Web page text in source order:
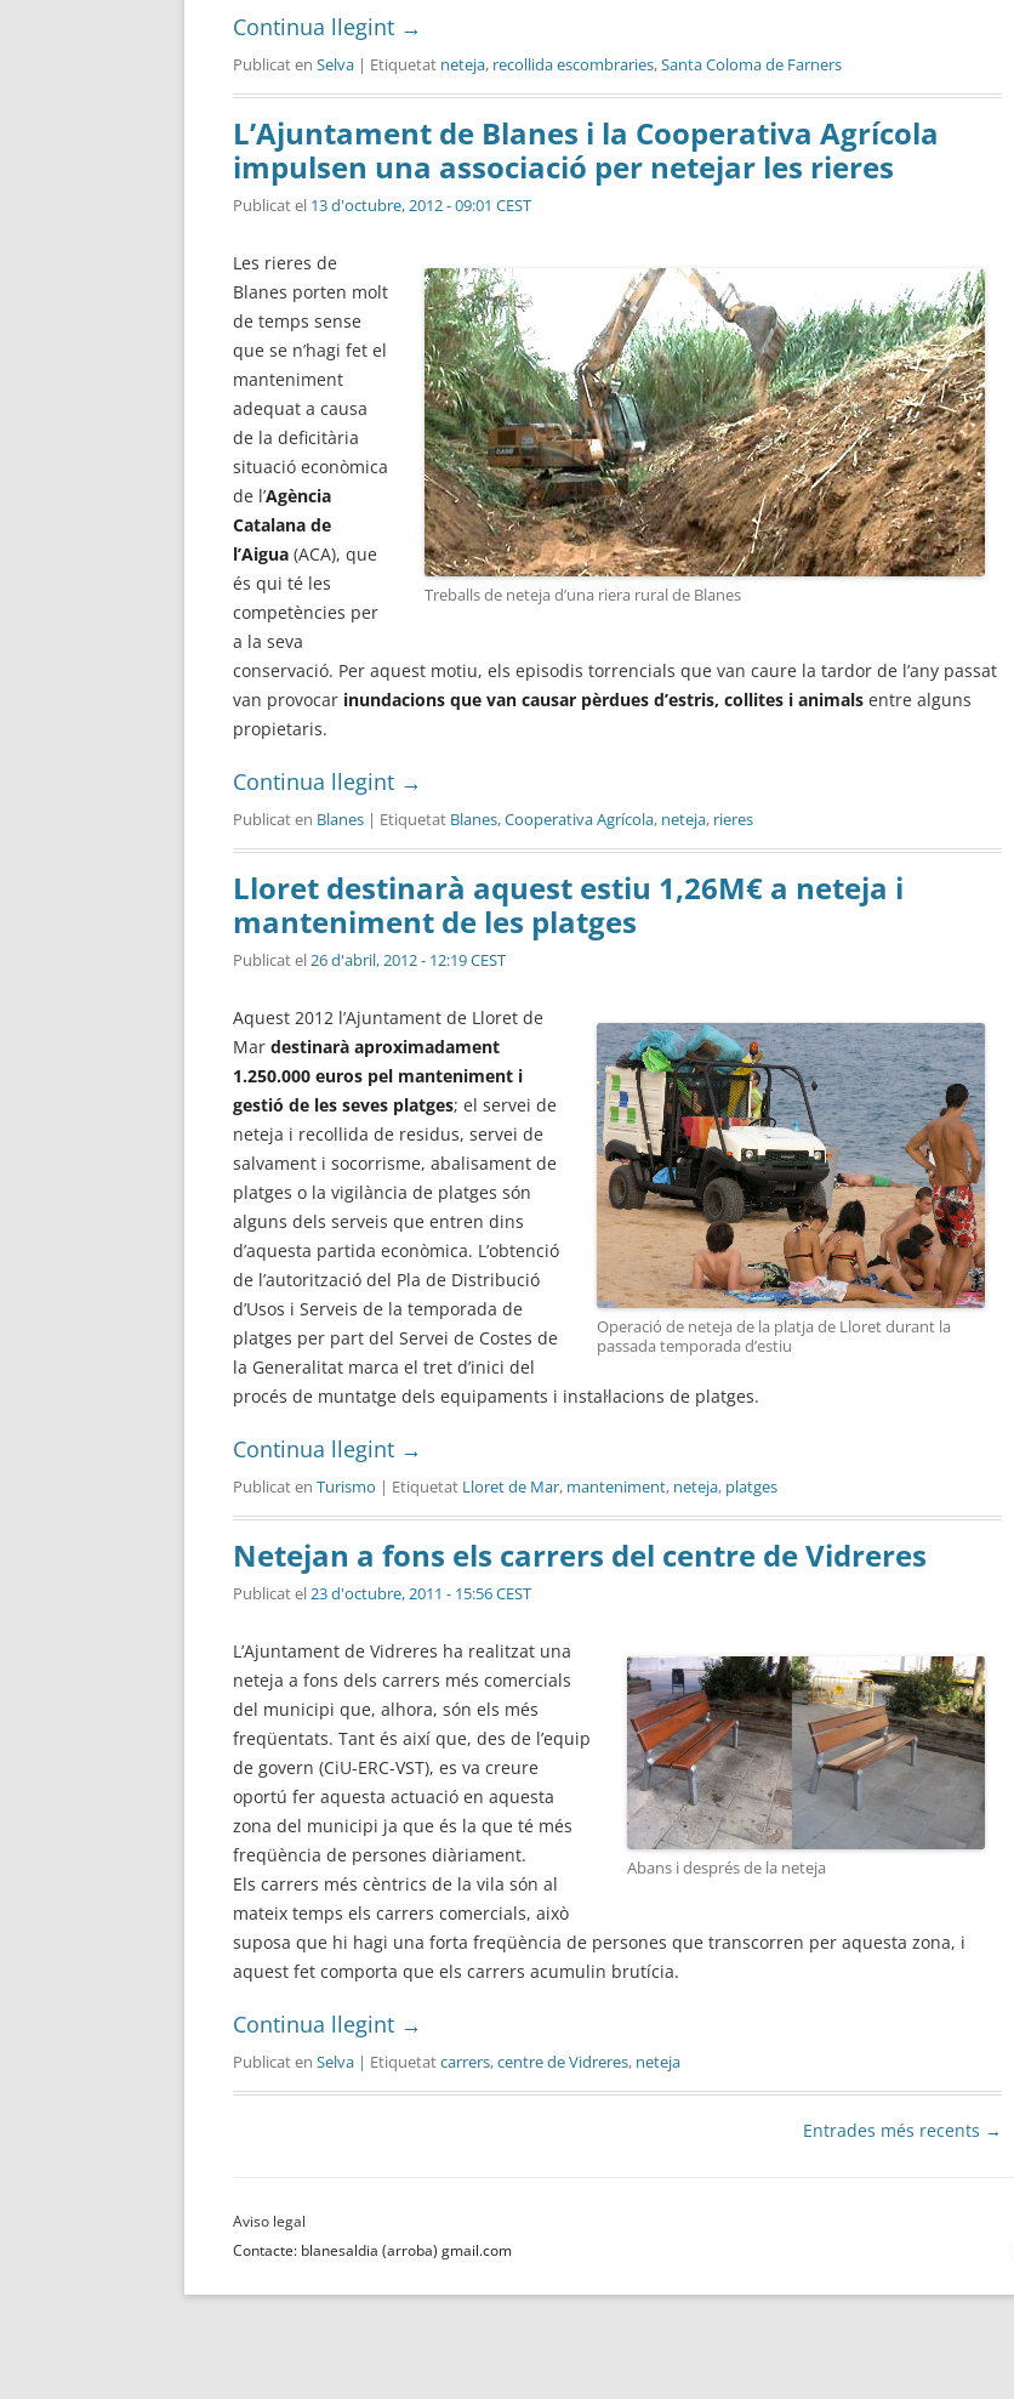
Continua llegint →
Publicat en Selva | Etiquetat neteja, recollida escombraries,Santa Coloma de Farners
L’Ajuntament de Blanes i la Cooperativa Agrícola
impulsen una associació per netejar les rieres
Publicat el 13 d'octubre, 2012 - 09:01 CEST
Treballs de neteja d’una riera rural de Blanes
Les rieres de
Blanes porten molt
de temps sense
que se n’hagi fet el
manteniment
adequat a causa
de la deficitària
situació econòmica
de l’Agència
Catalana de
l’Aigua (ACA), que
és qui té les
competències per
a la seva
conservació. Per aquest motiu, els episodis torrencials que van caure la tardor de l’any passat
van provocar inundacions que van causar pèrdues d’estris, collites i animals entre alguns
propietaris.
Continua llegint →
Publicat en Blanes | Etiquetat Blanes,Cooperativa Agrícola, neteja, rieres
Lloret destinarà aquest estiu 1,26M€ a neteja i
manteniment de les platges
Publicat el26 d'abril, 2012 - 12:19 CEST
Operació de neteja de la platja de Lloret durant la
passada temporada d’estiu
Aquest 2012 l’Ajuntament de Lloret de
Mar destinarà aproximadament
1.250.000 euros pel manteniment i
gestió de les seves platges; el servei de
neteja i recollida de residus, servei de
salvament i socorrisme, abalisament de
platges o la vigilància de platges són
alguns dels serveis que entren dins
d’aquesta partida econòmica. L’obtenció
de l’autorització del Pla de Distribució
d’Usos i Serveis de la temporada de
platges per part del Servei de Costes de
la Generalitat marca el tret d’inici del
procés de muntatge dels equipaments i instal·lacions de platges.
Continua llegint →
Publicat en Turismo | Etiquetat Lloret de Mar, manteniment, neteja, platges
Netejan a fons els carrers del centre de Vidreres
Publicat el 23 d'octubre, 2011 - 15:56 CEST
Abans i després de la neteja
L’Ajuntament de Vidreres ha realitzat una
neteja a fons dels carrers més comercials
del municipi que, alhora, són els més
freqüentats. Tant és així que, des de l’equip
de govern (CiU-ERC-VST), es va creure
oportú fer aquesta actuació en aquesta
zona del municipi ja que és la que té més
freqüència de persones diàriament.
Els carrers més cèntrics de la vila són al
mateix temps els carrers comercials, això
suposa que hi hagi una forta freqüència de persones que transcorren per aquesta zona, i
aquest fet comporta que els carrers acumulin brutícia.
Continua llegint →
Publicat en Selva | Etiquetatcarrers,centre de Vidreres, neteja
entrades
Entrades més recents →
Contacte: blanesaldia (arroba) gmail.com